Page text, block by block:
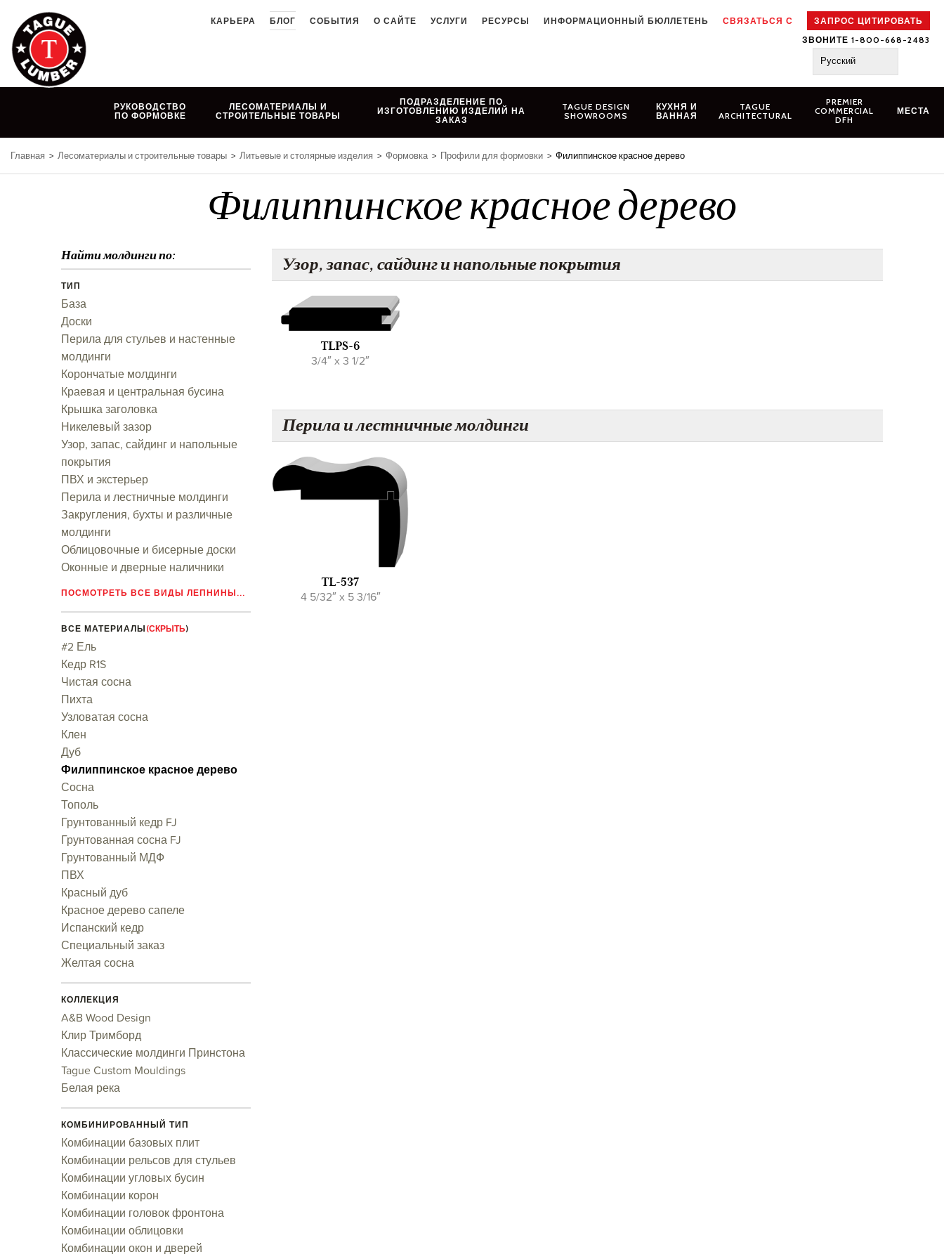
content
КАРЬЕРА БЛОГ СОБЫТИЯ О САЙТЕ УСЛУГИ РЕСУРСЫ ИНФОРМАЦИОННЫЙ БЮЛЛЕТЕНЬ СВЯЗАТЬСЯ С
ЗАПРОС ЦИТИРОВАТЬ
ЗВОНИТЕ 1-800-668-2483
Русский
РУКОВОДСТВО
ПО ФОРМОВКЕ
ЛЕСОМАТЕРИАЛЫ И
СТРОИТЕЛЬНЫЕ ТОВАРЫ
ПОДРАЗДЕЛЕНИЕ ПО
ИЗГОТОВЛЕНИЮ ИЗДЕЛИЙ НА
ЗАКАЗ
TAGUE DESIGN
SHOWROOMS
КУХНЯ И
ВАННАЯ
TAGUE
ARCHITECTURAL
PREMIER
COMMERCIAL
DFH
МЕСТА
Главная > Лесоматериалы и строительные товары > Литьевые и столярные изделия > Формовка> Профили для формовки > Филиппинское красное дерево
Филиппинское красное дерево
Узор, запас, сайдинг и напольные покрытия
TLPS-6
3/4″ x 3 1/2″
Перила и лестничные молдинги
TL-537
4 5/32″ x 5 3/16″
Найти молдинги по:
ТИП
База
Доски
Перила для стульев и настенные
молдинги
Корончатые молдинги
Краевая и центральная бусина
Крышка заголовка
Никелевый зазор
Узор, запас, сайдинг и напольные
покрытия
ПВХ и экстерьер
Перила и лестничные молдинги
Закругления, бухты и различные
молдинги
Облицовочные и бисерные доски
Оконные и дверные наличники
ПОСМОТРЕТЬ ВСЕ ВИДЫ ЛЕПНИНЫ...
ВСЕ МАТЕРИАЛЫ (СКРЫТЬ)
#2 Ель
Кедр R1S
Чистая сосна
Пихта
Узловатая сосна
Клен
Дуб
Филиппинское красное дерево
Сосна
Тополь
Грунтованный кедр FJ
Грунтованная сосна FJ
Грунтованный МДФ
ПВХ
Красный дуб
Красное дерево сапеле
Испанский кедр
Специальный заказ
Желтая сосна
КОЛЛЕКЦИЯ
A&B Wood Design
Клир Тримборд
Классические молдинги Принстона
Tague Custom Mouldings
Белая река
КОМБИНИРОВАННЫЙ ТИП
Комбинации базовых плит
Комбинации рельсов для стульев
Комбинации угловых бусин
Комбинации корон
Комбинации головок фронтона
Комбинации облицовки
Комбинации окон и дверей